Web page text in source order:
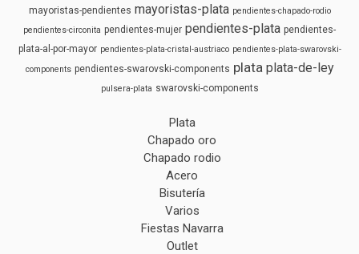
mayoristas-pendientes mayoristas-plata pendientes-chapado-rodio
pendientes-circonita pendientes-mujer pendientes-plata pendientes-
plata-al-por-mayor pendientes-plata-cristal-austriaco pendientes-plata-swarovski-
components pendientes-swarovski-components plata plata-de-ley
pulsera-plata swarovski-components
Plata
Chapado oro
Chapado rodio
Acero
Bisutería
Varios
Fiestas Navarra
Outlet